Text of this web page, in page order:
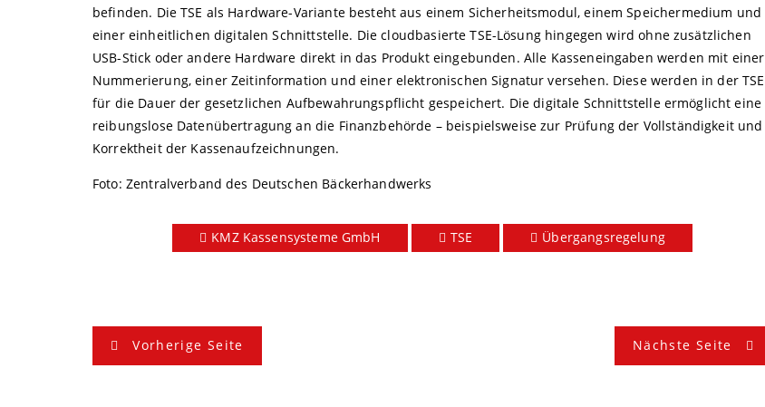
befinden. Die TSE als Hardware-Variante besteht aus einem Sicherheitsmodul, einem Speichermedium und
einer einheitlichen digitalen Schnittstelle. Die cloudbasierte TSE-Lösung hingegen wird ohne zusätzlichen
USB-Stick oder andere Hardware direkt in das Produkt eingebunden. Alle Kasseneingaben werden mit einer
Nummerierung, einer Zeitinformation und einer elektronischen Signatur versehen. Diese werden in der TSE
für die Dauer der gesetzlichen Aufbewahrungspflicht gespeichert. Die digitale Schnittstelle ermöglicht eine
reibungslose Datenübertragung an die Finanzbehörde – beispielsweise zur Prüfung der Vollständigkeit und
Korrektheit der Kassenaufzeichnungen.
Foto: Zentralverband des Deutschen Bäckerhandwerks
KMZ Kassensysteme GmbH TSE Übergangsregelung
e
Vorherige Seite Nächste Seite